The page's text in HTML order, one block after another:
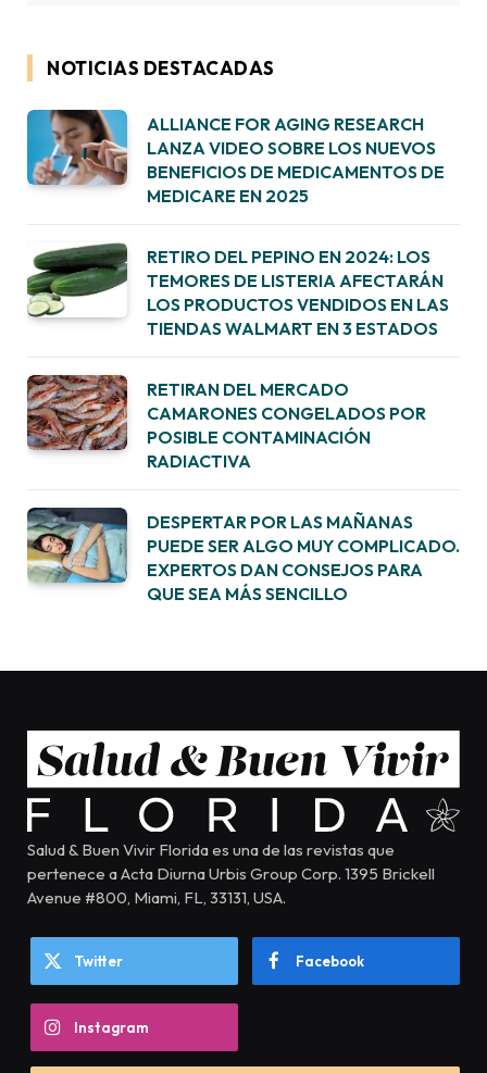
NOTICIAS DESTACADAS
ALLIANCE FOR AGING RESEARCH
LANZA VIDEO SOBRE LOS NUEVOS
BENEFICIOS DE MEDICAMENTOS DE
MEDICARE EN 2025
RETIRO DEL PEPINO EN 2024: LOS
TEMORES DE LISTERIA AFECTARÁN
LOS PRODUCTOS VENDIDOS EN LAS
TIENDAS WALMART EN 3 ESTADOS
RETIRAN DEL MERCADO
CAMARONES CONGELADOS POR
POSIBLE CONTAMINACIÓN
RADIACTIVA
DESPERTAR POR LAS MAÑANAS
PUEDE SER ALGO MUY COMPLICADO.
EXPERTOS DAN CONSEJOS PARA
QUE SEA MÁS SENCILLO
Salud & Buen Vivir Florida es una de las revistas que
pertenece a Acta Diurna Urbis Group Corp. 1395 Brickell
Avenue #800, Miami, FL, 33131, USA.
Twitter Facebook
Instagram